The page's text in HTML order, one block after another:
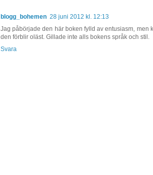
blogg_bohemen 28 juni 2012 kl. 12:13
Jag påbörjade den här boken fylld av entusiasm, men
den förblir oläst. Gillade inte alls bokens språk och stil.
Svara